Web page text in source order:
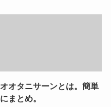
オオタニサーンとは。簡単
にまとめ。